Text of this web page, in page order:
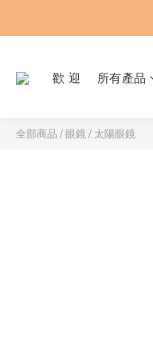
歡 迎 所有產品
全部商品 / 眼鏡 / 太陽眼鏡